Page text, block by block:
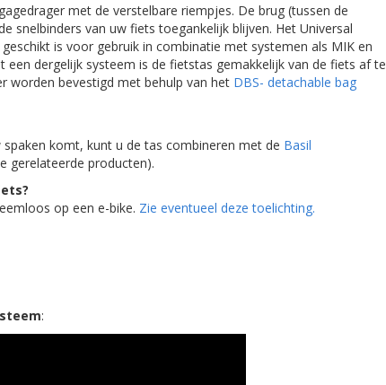
met de verstelbare riempjes. De brug (tussen de
snelbinders van uw fiets toegankelijk blijven. Het Universal
is voor gebruik in combinatie met systemen als MIK en
een dergelijk systeem is de fietstas gemakkelijk van de fiets af te
worden bevestigd met behulp van het DBS- detachable bag
komt, kunt u de tas combineren met de Basil
gerelateerde producten).
op een e-bike. Zie eventueel deze toelichting.
: